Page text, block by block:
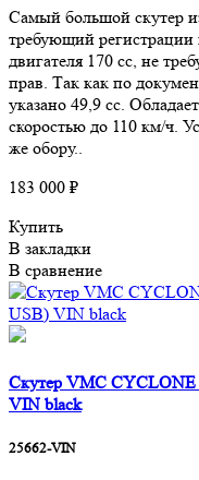
Самый большой скутер
требующий
двигателя 170 сс, не
прав. Так как по
указано 49,9 сс.
скоростью до 110 км/ч.
же обору..
183 000 ₽
Купить
В закладки
В сравнение
Скутер VMC CYCLONE
VIN black
25662-VIN